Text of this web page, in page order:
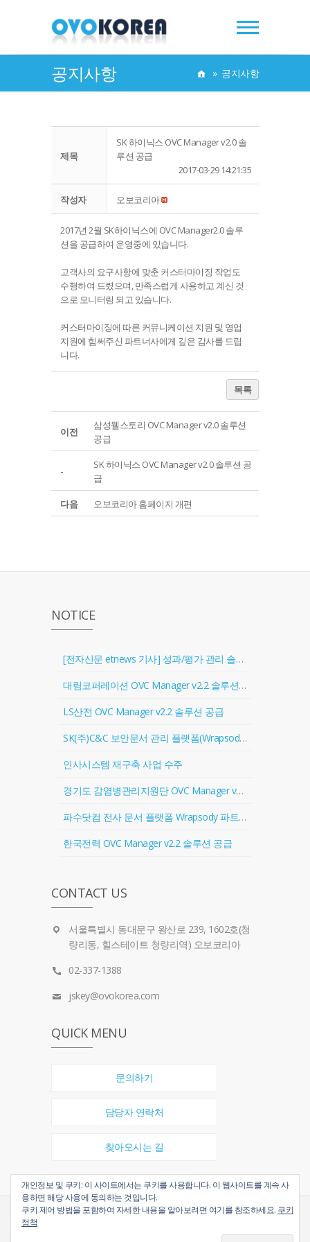
공지사항 » 공지사항
제목
SK 하이닉스 OVC Manager v2.0 솔
루션 공급
2017-03-29 14:21:35
작성자 오보코리아
2017년 2월 SK하이닉스에 OVC Manager2.0 솔루
션을 공급하여 운영중에 있습니다.
고객사의 요구사항에 맞춘 커스터마이징 작업도
수행하여 드렸으며, 만족스럽게 사용하고 계신 것
으로 모니터링 되고 있습니다.
커스터마이징에 따른 커뮤니케이션 지원 및 영업
지원에 힘써주신 파트너사에게 깊은 감사를 드립
니다.
목록
이전
삼성웰스토리 OVC Manager v2.0 솔루션
공급
-
SK 하이닉스 OVC Manager v2.0 솔루션 공
급
다음 오보코리아 홈페이지 개편
NOTICE
[전자신문 etnews 기사] 성과/평가 관리 솔루션 '골인원(Goal In One)' 출시
대림코퍼레이션 OVC Manager v2.2 솔루션 공급
LS산전 OVC Manager v2.2 솔루션 공급
SK(주)C&C 보안문서 관리 플랫폼(Wrapsody) 협력업체 등록
인사시스템 재구축 사업 수주
경기도 감염병관리지원단 OVC Manager v2.2 솔루션 공급
파수닷컴 전사 문서 플랫폼 Wrapsody 파트너 계약 체결
한국전력 OVC Manager v2.2 솔루션 공급
CONTACT US
서울특별시 동대문구 왕산로 239, 1602호(청
량리동, 힐스테이트 청량리역) 오보코리아
02-337-1388
jskey@ovokorea.com
QUICK MENU
문의하기
담당자 연락처
찾아오시는 길
Copyright © 2012 OVOKOREA. All Right Reserved.
개인정보 및 쿠키: 이 사이트에서는 쿠키를 사용합니다. 이 웹사이트를 계속 사
용하면 해당 사용에 동의하는 것입니다.
쿠키 제어 방법을 포함하여 자세한 내용을 알아보려면 여기를 참조하세요. 쿠키
정책